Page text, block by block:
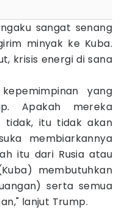
sangat senang
minyak ke Kuba.
krisis energi di sana
yang
Apakah mereka
tidak, itu tidak akan
membiarkannya
itu dari Rusia atau
membutuhkan
serta semua
lanjut Trump.